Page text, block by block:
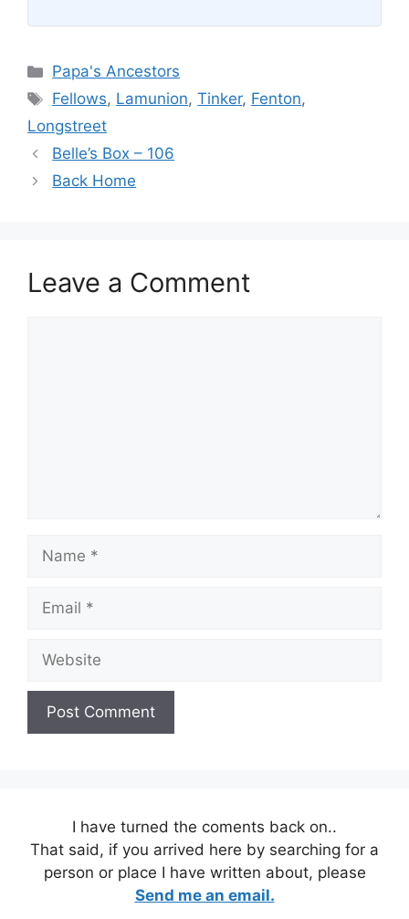
Categories
Papa's Ancestors
Tags
Fellows, Lamunion,Tinker, Fenton,
Longstreet
Belle’s Box – 106
Back Home
Leave a Comment
Name
Email
Website
I have turned the coments back on..
That said, if you arrived here by searching for a
person or place I have written about, please
Send me an email.